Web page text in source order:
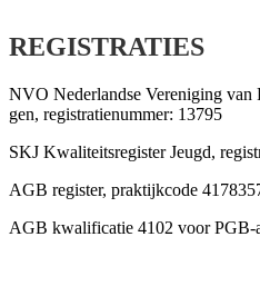
REGISTRATIES
NVO Neder­land­se Ver­e­ni­ging
gen, regi­stra­tie­num­mer: 13795
SKJ Kwa­li­teits­re­gis­ter Jeugd,
AGB regis­ter, prak­tijk­co­de
AGB kwa­li­fi­ca­tie 4102 voor PGB-